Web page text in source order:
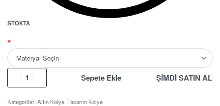
STOKTA
*
Sepete Ekle ŞİMDİ SATIN AL
Kategoriler: Altın Kolye Tasarım Kolye